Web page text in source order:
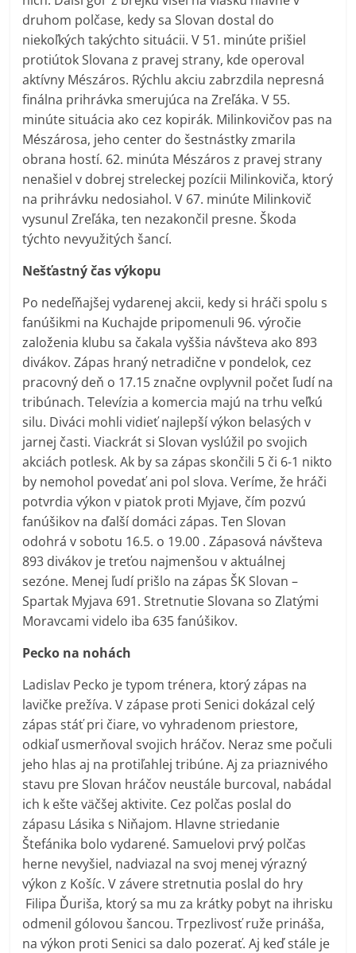
druhom polčase, kedy sa Slovan dostal do
niekoľkých takýchto situácii. V 51. minúte prišiel
protiútok Slovana z pravej strany, kde operoval
aktívny Mészáros. Rýchlu akciu zabrzdila nepresná
finálna prihrávka smerujúca na Zreľáka. V 55.
minúte situácia ako cez kopirák. Milinkovičov pas na
Mészárosa, jeho center do šestnástky zmarila
obrana hostí. 62. minúta Mészáros z pravej strany
nenašiel v dobrej streleckej pozícii Milinkoviča, ktorý
na prihrávku nedosiahol. V 67. minúte Milinkovič
vysunul Zreľáka, ten nezakončil presne. Škoda
týchto nevyužitých šancí.
Nešťastný čas výkopu
Po nedeľňajšej vydarenej akcii, kedy si hráči spolu s
fanúšikmi na Kuchajde pripomenuli 96. výročie
založenia klubu sa čakala vyššia návšteva ako 893
divákov. Zápas hraný netradične v pondelok, cez
pracovný deň o 17.15 značne ovplyvnil počet ľudí na
tribúnach. Televízia a komercia majú na trhu veľkú
silu. Diváci mohli vidieť najlepší výkon belasých v
jarnej časti. Viackrát si Slovan vyslúžil po svojich
akciách potlesk. Ak by sa zápas skončili 5 či 6-1 nikto
by nemohol povedať ani pol slova. Veríme, že hráči
potvrdia výkon v piatok proti Myjave, čím pozvú
fanúšikov na ďalší domáci zápas. Ten Slovan
odohrá v sobotu 16.5. o 19.00 . Zápasová návšteva
893 divákov je treťou najmenšou v aktuálnej
sezóne. Menej ľudí prišlo na zápas ŠK Slovan –
Spartak Myjava 691. Stretnutie Slovana so Zlatými
Moravcami videlo iba 635 fanúšikov.
Pecko na nohách
Ladislav Pecko je typom trénera, ktorý zápas na
lavičke prežíva. V zápase proti Senici dokázal celý
zápas stáť pri čiare, vo vyhradenom priestore,
odkiaľ usmerňoval svojich hráčov. Neraz sme počuli
jeho hlas aj na protiľahlej tribúne. Aj za priaznivého
stavu pre Slovan hráčov neustále burcoval, nabádal
ich k ešte väčšej aktivite. Cez polčas poslal do
zápasu Lásika s Niňajom. Hlavne striedanie
Štefánika bolo vydarené. Samuelovi prvý polčas
herne nevyšiel, nadviazal na svoj menej výrazný
výkon z Košíc. V závere stretnutia poslal do hry
Filipa Ďuriša, ktorý sa mu za krátky pobyt na ihrisku
odmenil gólovou šancou. Trpezlivosť ruže prináša,
na výkon proti Senici sa dalo pozerať. Aj keď stále je